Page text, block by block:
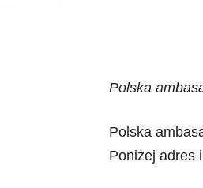
Polska
Polska
Poniżej adres